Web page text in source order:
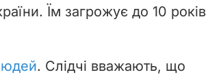
Їм загрожує до 10 років
. Слідчі вважають, що